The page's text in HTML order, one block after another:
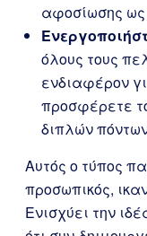
αφοσίωσης
όλους τους
ενδιαφέρον
προσφέρετε
διπλών
Αυτός ο τύπος
προσωπικός,
Ενισχύει την